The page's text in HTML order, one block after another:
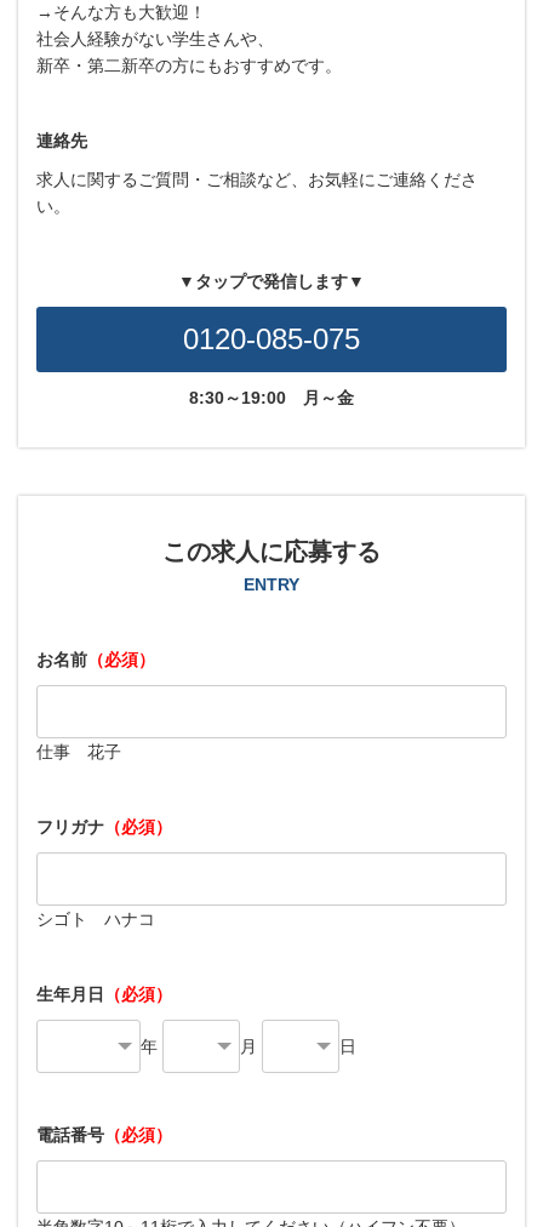
→そんな方も大歓迎！
社会人経験がない学生さんや、
新卒・第二新卒の方にもおすすめです。
連絡先
求人に関するご質問・ご相談など、お気軽にご連絡くださ
い。
▼タップで発信します▼
0120-085-075
8:30～19:00 月～金
この求人に応募する
ENTRY
お名前 （必須）
仕事 花子
フリガナ （必須）
シゴト ハナコ
生年月日 （必須）
年 月 日
電話番号 （必須）